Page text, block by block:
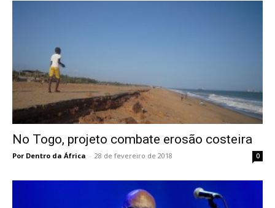
No Togo, projeto combate erosão costeira
Por Dentro da África - 28 de fevereiro de 2018 0